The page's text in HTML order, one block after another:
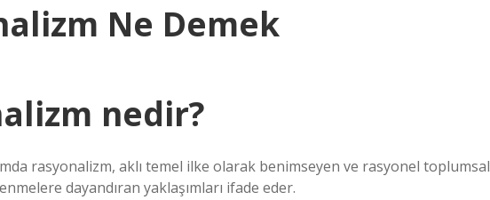
Ne Demek
nedir?
rasyonalizm, aklı temel ilke olarak benimseyen ve rasyonel toplumsal
dayandıran yaklaşımları ifade eder.